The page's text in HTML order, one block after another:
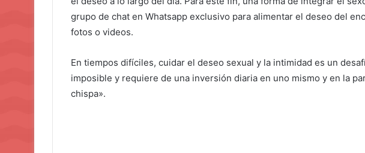
grupo de chat en Whatsapp exclusivo para alimentar el deseo del
fotos o videos.
En tiempos difíciles, cuidar el deseo sexual y la intimidad es un
imposible y requiere de una inversión diaria en uno mismo y en la
chispa».